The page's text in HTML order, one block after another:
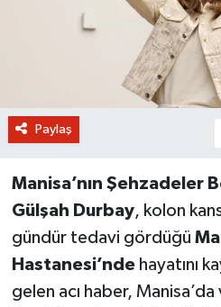
Paylaş
Manisa’nın Şehzadeler
Gülşah Durbay, kolon
gündür tedavi gördüğü
Hastanesi’ndehayatını
gelen acı haber,